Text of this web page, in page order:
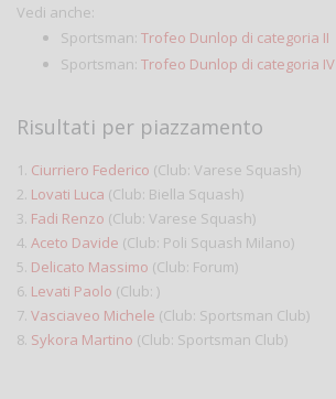
Vedi anche:
Sportsman: Trofeo Dunlop di categoria II
Sportsman: Trofeo Dunlop di categoria IV
Risultati per piazzamento
1. Ciurriero Federico (Club: Varese Squash)
2. Lovati Luca (Club: Biella Squash)
3. Fadi Renzo (Club: Varese Squash)
4. Aceto Davide (Club: Poli Squash Milano)
5. Delicato Massimo (Club: Forum)
6. Levati Paolo (Club: )
7. Vasciaveo Michele (Club: Sportsman Club)
8. Sykora Martino (Club: Sportsman Club)